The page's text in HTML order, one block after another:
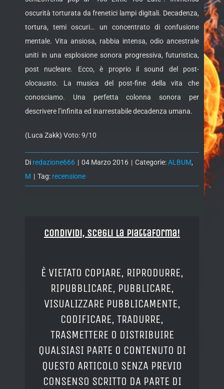
oscurità torturata da frenetici lampi digitali. Decadenza,
tortura, temi oscuri… un concentrato di confusione
mentale. Vita ansiosa, rabbia intensa, odio ancestrale
uniti in una esplosione sonora progressiva, futuristica,
post nucleare. Ecco, è proprio il sound del post-
olocausto. La musica del post-fine della vita che
conosciamo. Una perfetta colonna sonora per
descrivere l’infinita ed inarrestabile decadenza umana.
(Luca Zakk) Voto: 9/10
Di redazione666 | 04 Marzo 2016 | Categorie:ALBUM,
M | Tag: recensione
Condividi, Scegli la piattaforma!
È VIETATO COPIARE, RIPRODURRE,
RIPUBBLICARE, PUBBLICARE,
VISUALIZZARE PUBBLICAMENTE,
CODIFICARE, TRADURRE,
TRASMETTERE O DISTRIBUIRE
QUALSIASI PARTE O CONTENUTO DI
QUESTO ARTICOLO SENZA PREVIO
CONSENSO SCRITTO DA PARTE DI